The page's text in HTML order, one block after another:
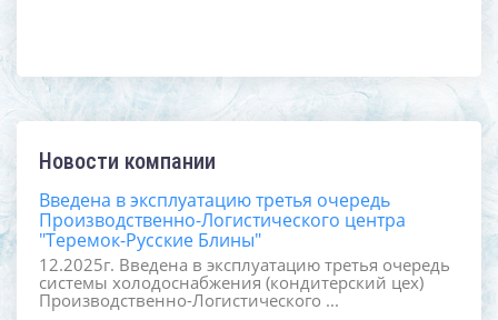
Новости компании
Введена в эксплуатацию третья очередь
Производственно-Логистического центра
"Теремок-Русские Блины"
12.2025г. Введена в эксплуатацию третья очередь
системы холодоснабжения (кондитерский цех)
Производственно-Логистического ...